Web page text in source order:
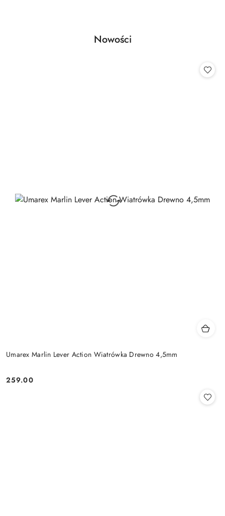
Pomiń karuzelę produktów
Produkty
Nowości
Umarex Marlin Lever Action Wiatrówka Drewno 4,5mm
Cena:
259.00